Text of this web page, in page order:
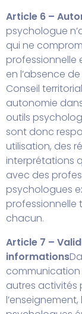
Article 6 –
psychologue
qui ne
professionnelle
en l’absence
Conseil
autonomie
outils
sont donc
utilisation, des
interprétations
avec des
psychologues
professionnelle
chacun.
Article 7 –
informations
communication
autres activités